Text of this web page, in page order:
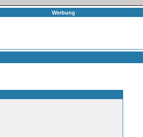
Werbung